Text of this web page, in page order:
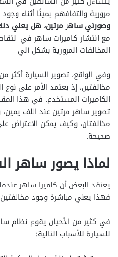
مرورية والتفافهم يمينًا أثناء
وصورني ساهر مرتين، هل يعني
مع انتشار كاميرات ساهر في
المخالفات المرورية بشكل آلي.
وفي الواقع، تصوير السيارة أكثر
مخالفتين، إذ يعتمد الأمر على
الكاميرات المستخدم. في هذا
تصوير ساهر مرتين عند اللف
مخالفتان، وكيف يمكن الاعتراض
صحيحة.
لماذا يصور ساهر
يعتقد البعض أن كاميرا ساهر
فهذا يعني مباشرة وجود
في كثير من الأحيان يقوم نظام
للسيارة للأسباب التالية: